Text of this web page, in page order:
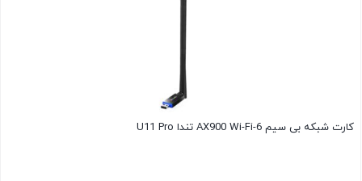
کارت شبکه بی سیم AX900 Wi-Fi-6 تندا U11 Pro